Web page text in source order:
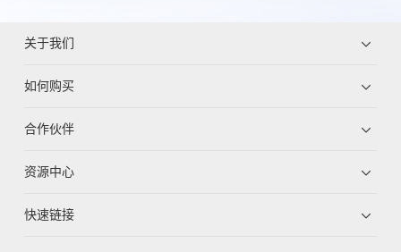
关于我们
如何购买
合作伙伴
资源中心
快速链接